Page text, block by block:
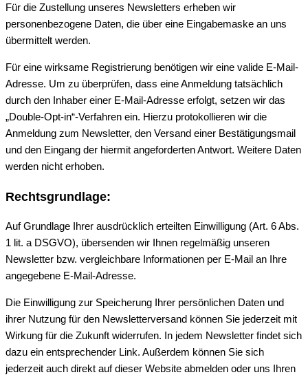
Für die Zustellung unseres Newsletters erheben wir
personenbezogene Daten, die über eine Eingabemaske an uns
übermittelt werden.
Für eine wirksame Registrierung benötigen wir eine valide E-Mail-
Adresse. Um zu überprüfen, dass eine Anmeldung tatsächlich
durch den Inhaber einer E-Mail-Adresse erfolgt, setzen wir das
„Double-Opt-in“-Verfahren ein. Hierzu protokollieren wir die
Anmeldung zum Newsletter, den Versand einer Bestätigungsmail
und den Eingang der hiermit angeforderten Antwort. Weitere Daten
werden nicht erhoben.
Rechtsgrundlage:
Auf Grundlage Ihrer ausdrücklich erteilten Einwilligung (Art. 6 Abs.
1 lit. a DSGVO), übersenden wir Ihnen regelmäßig unseren
Newsletter bzw. vergleichbare Informationen per E-Mail an Ihre
angegebene E-Mail-Adresse.
Die Einwilligung zur Speicherung Ihrer persönlichen Daten und
ihrer Nutzung für den Newsletterversand können Sie jederzeit mit
Wirkung für die Zukunft widerrufen. In jedem Newsletter findet sich
dazu ein entsprechender Link. Außerdem können Sie sich
jederzeit auch direkt auf dieser Website abmelden oder uns Ihren